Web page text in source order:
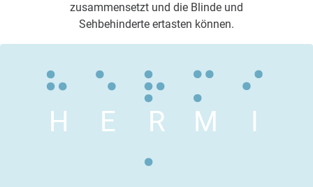
zusammensetzt und die Blinde und
Sehbehinderte ertasten können.
H E R M I